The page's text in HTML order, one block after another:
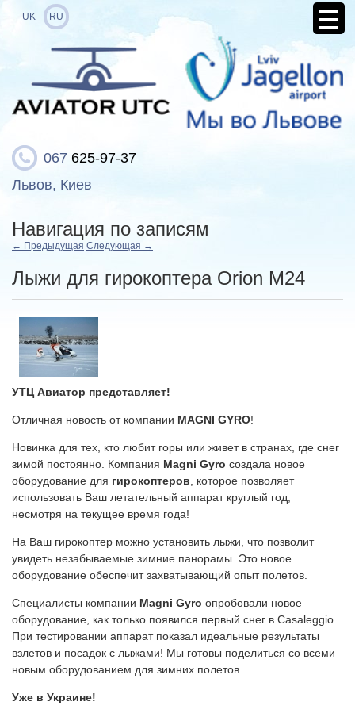
UK RU
067 625-97-37
Львов, Киев
Навигация по записям
← Предыдущая Следующая →
Лыжи для гирокоптера Orion M24
УТЦ Авиатор представляет!
Отличная новость от компании MAGNI GYRO!
Новинка для тех, кто любит горы или живет в странах, где снег
зимой постоянно. Компания Magni Gyro создала новое
оборудование для гирокоптеров , которое позволяет
использовать Ваш летательный аппарат круглый год,
несмотря на текущее время года!
На Ваш гирокоптер можно установить лыжи, что позволит
увидеть незабываемые зимние панорамы. Это новое
оборудование обеспечит захватывающий опыт полетов.
Специалисты компании Magni Gyro опробовали новое
оборудование, как только появился первый снег в Casaleggio.
При тестировании аппарат показал идеальные результаты
взлетов и посадок с лыжами! Мы готовы поделиться со всеми
новым оборудованием для зимних полетов.
Уже в Украине!